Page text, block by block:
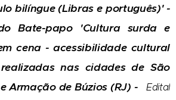
bilíngue (Libras e português)' -
Bate-papo 'Cultura surda e
cena - acessibilidade cultural
nas cidades de São
Armação de Búzios (RJ) -
Edital